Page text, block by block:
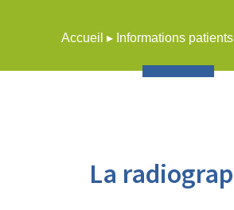
Accueil ▸ Informations patients
La